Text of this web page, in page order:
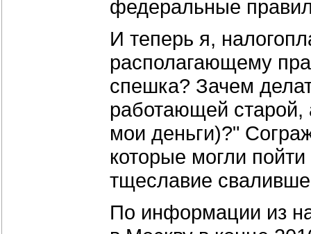
федеральные
И теперь я,
располагающему
спешка? Зачем
работающей старой,
мои деньги)?"
которые могли
тщеславие
По информации из